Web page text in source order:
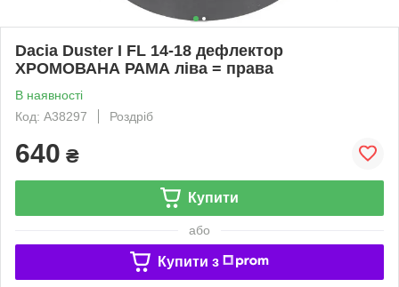
Dacia Duster I FL 14-18 дефлектор
ХРОМОВАНА РАМА ліва = права
В наявності
Код: A38297
Роздріб
640 ₴
Купити
або
Купити з